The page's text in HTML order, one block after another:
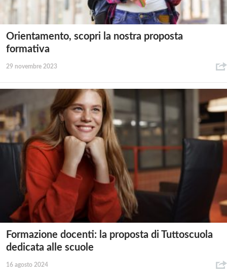
Orientamento, scopri la nostra proposta
formativa
29 novembre 2023
Formazione docenti: la proposta di Tuttoscuola
dedicata alle scuole
16 agosto 2024